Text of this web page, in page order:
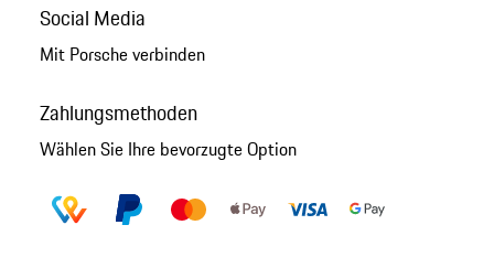
Social Media
Mit Porsche verbinden
Zahlungsmethoden
Wählen Sie Ihre bevorzugte Option